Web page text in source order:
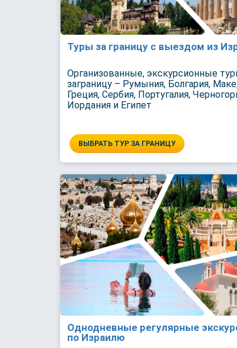
Туры за границу с выездом из
Организованные, экскурсионные
заграницу – Румыния, Болгария,
Греция, Сербия, Португалия,
Иордания и Египет
ВЫБРАТЬ ТУР ЗА ГРАНИЦУ
Однодневные регулярные
по Израилю